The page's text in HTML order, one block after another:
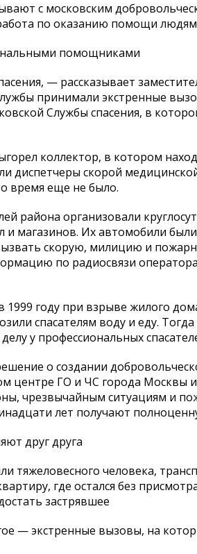
с московским
по оказанию помощи
помощниками
— рассказывает
принимали экстренные
Службы спасения, в
коллектор, в котором
диспетчеры скорой
время еще не было.
района организовали
магазинов. Их автомобили
скорую, милицию и
по радиосвязи
году при взрыве жилого
спасателям воду и еду.
у профессиональных
о создании
центре ГО и ЧС города Москвы
чрезвычайным ситуациям и
лет получают
друг друга
тяжеловесного человека,
где остался без
застрявшее
— экстренные вызовы, на